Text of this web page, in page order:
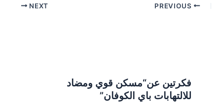
Post
NEXT
فكرتين عن“مسكن قوي ومضاد
للالتهابات باي الكوفان”